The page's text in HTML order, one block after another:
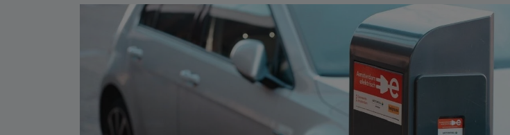
Çerez Politikası